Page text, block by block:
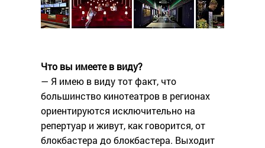
Что вы имеете в виду?
— Я имею в виду тот факт, что
большинство кинотеатров в регионах
ориентируются исключительно на
репертуар и живут, как говорится, от
блокбастера до блокбастера. Выходит